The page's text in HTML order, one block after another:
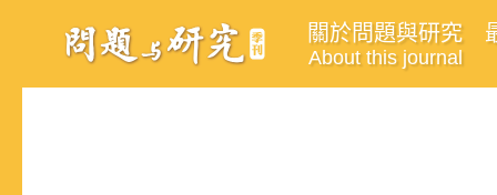
關於問題與研究
About this journal